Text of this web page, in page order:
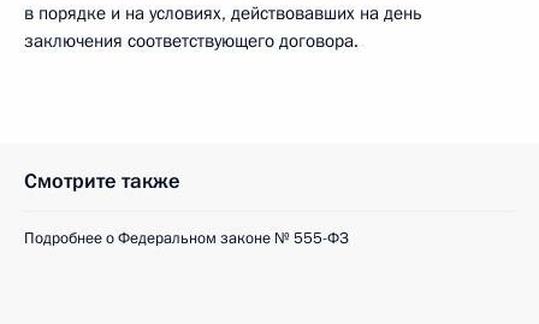
в порядке и на условиях, действовавших на день
заключения соответствующего договора.
Смотрите также
Подробнее о Федеральном законе № 555-ФЗ